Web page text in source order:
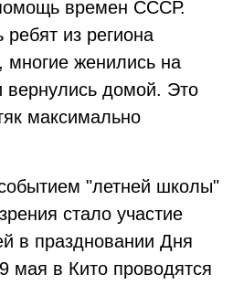
времен СССР.
ребят из региона
многие женились на
вернулись домой. Это
максимально
"летней школы"
стало участие
в праздновании Дня
мая в Кито проводятся